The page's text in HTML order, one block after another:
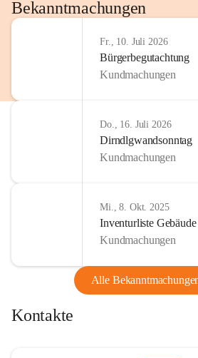
http://www.omv.com
Bekanntmachungen
Fr., 10. Juli 2026
Bürgerbegutachtung
Kundmachungen
Do., 16. Juli 2026
Dirndlgwandsonntag
Kundmachungen
Mi., 8. Okt. 2025
Inventurliste
Kundmachungen
Alle
Kontakte